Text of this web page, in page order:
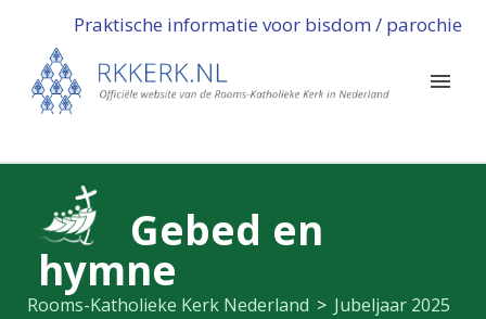
Praktische informatie voor bisdom / parochie
Gebed en
hymne
Rooms-Katholieke Kerk Nederland > Jubeljaar 2025